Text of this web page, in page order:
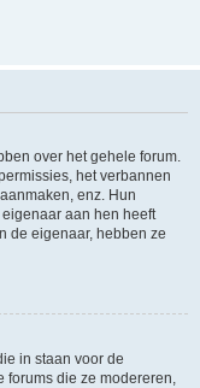
over het gehele forum.
het verbannen
enz. Hun
aan hen heeft
de eigenaar, hebben ze
in staan voor de
forums die ze modereren,